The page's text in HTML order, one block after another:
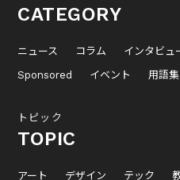
CATEGORY
ニュース コラム インタビュ
Sponsored
イベント 用語集
トピック
TOPIC
アート デザイン テック